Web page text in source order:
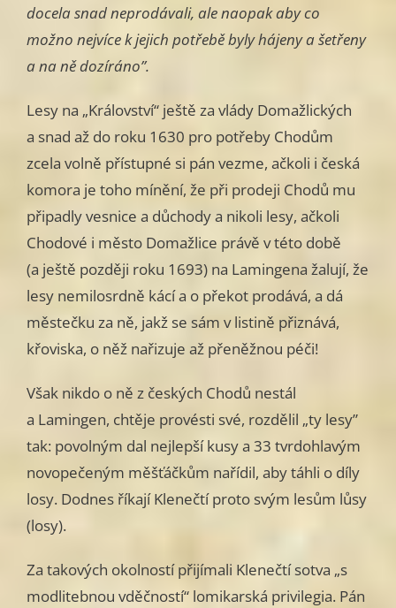
docela snad neprodávali, ale naopak aby co
možno nejvíce k jejich potřebě byly hájeny a šetřeny
a na ně dozíráno”.
Lesy na „Království“ ještě za vlády Domažlických
a snad až do roku 1630 pro potřeby Chodům
zcela volně přístupné si pán vezme, ačkoli i čes­ká
komora je toho mínění, že při prodeji Chodů mu
připadly vesnice a dů­chody a nikoli lesy, ačkoli
Chodové i město Domažlice právě v této době
(a ještě později roku 1693) na Lamingena žalují, že
lesy nemilosrdně kácí a o překot prodává, a dá
městečku za ně, jakž se sám v listině přiznává,
křoviska, o něž nařizuje až přeněžnou péči!
Však nikdo o ně z českých Chodů nestál
a Lamingen, chtěje provésti své, rozdělil „ty lesy”
tak: povolným dal nejlepší kusy a 33 tvrdohlavým
novopečeným měšťáčkům nařídil, aby táhli o díly
losy. Dodnes říkají Klenečtí proto svým lesům lůsy
(losy).
Za takových okolností přijímali Klenečtí sotva „s
modlitebnou vděč­ností“ lomikarská privilegia. Pán